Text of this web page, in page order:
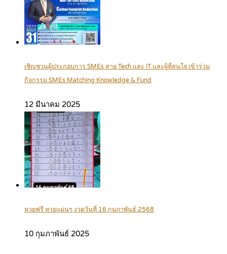
เชิญชวนผู้ประกอบการ SMEs สาย Tech และ IT และผู้ที่สนใจ เข้าร่วม
กิจกรรม SMEs Matching Knowledge & Fund
12 มีนาคม 2025
หวยฟรี หวยแม่นๆ งวดวันที่ 16 กุมภาพันธ์ 2568
10 กุมภาพันธ์ 2025